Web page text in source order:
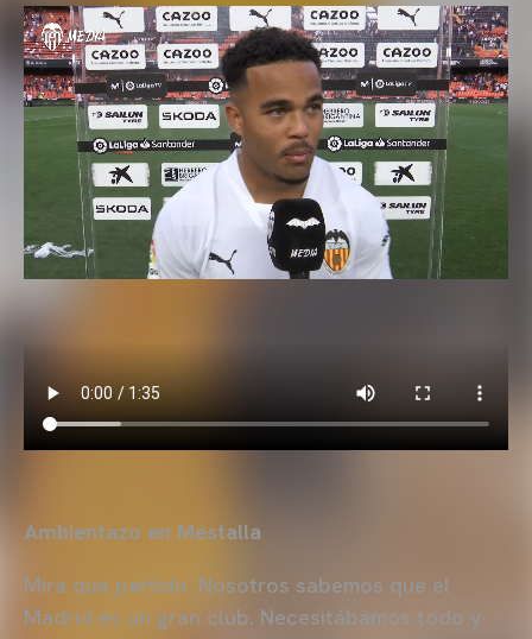
Ambientazo en Mestalla
Mira que partido. Nosotros sabemos que el
Madrid es un gran club. Necesitábamos todo y